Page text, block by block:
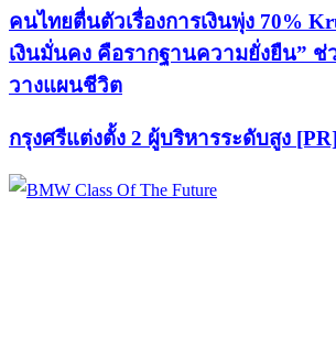
คนไทยตื่นตัวเรื่องการเงินพุ่ง 70%
เงินมั่นคง คือรากฐานความยั่งยืน” ช่
วางแผนชีวิต
กรุงศรีแต่งตั้ง 2 ผู้บริหารระดับสูง [PR]